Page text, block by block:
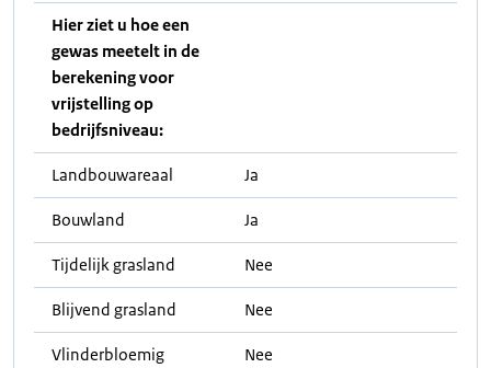
Hier ziet u hoe een
gewas meetelt in de
berekening voor
vrijstelling op
bedrijfsniveau:
Landbouwareaal Ja
Bouwland Ja
Tijdelijk grasland Nee
Blijvend grasland Nee
Vlinderbloemig
Nee